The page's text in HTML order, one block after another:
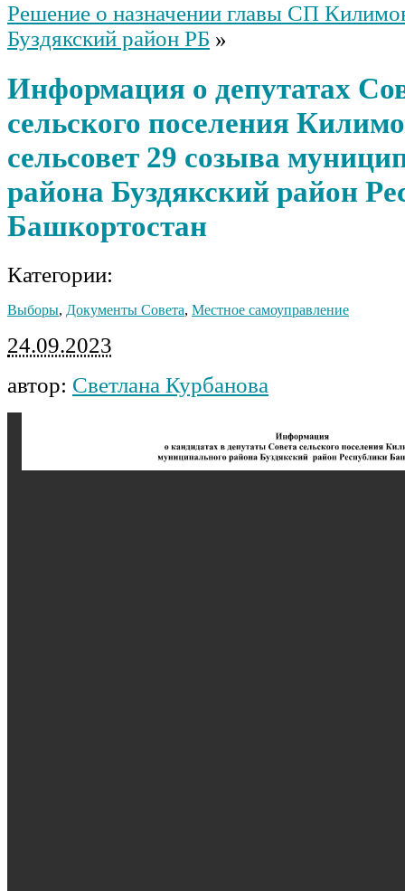
Решение о назначении главы СП
Буздякский район РБ »
Информация о депутатах
сельского поселения
сельсовет 29 созыва
района Буздякский район
Башкортостан
Категории:
Выборы, Документы Совета, Местное самоуправление
24.09.2023
автор: Светлана Курбанова